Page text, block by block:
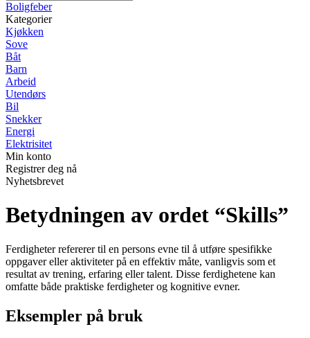
Boligfeber
Kategorier
Kjøkken
Sove
Båt
Barn
Arbeid
Utendørs
Bil
Snekker
Energi
Elektrisitet
Min konto
Registrer deg nå
Nyhetsbrevet
Betydningen av ordet “Skills”
Ferdigheter refererer til en persons evne til å utføre spesifikke
oppgaver eller aktiviteter på en effektiv måte, vanligvis som et
resultat av trening, erfaring eller talent. Disse ferdighetene kan
omfatte både praktiske ferdigheter og kognitive evner.
Eksempler på bruk